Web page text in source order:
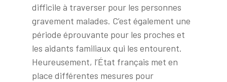
difficile à traverser pour les personnes
gravement malades. C’est également une
période éprouvante pour les proches et
les aidants familiaux qui les entourent.
Heureusement, l’État français met en
place différentes mesures pour